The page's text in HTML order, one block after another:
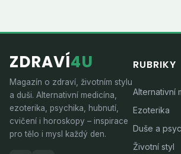
ZDRAVÍ4U
Magazín o zdraví, životním stylu
a duši. Alternativní medicína,
ezoterika, psychika, hubnutí,
cvičení i horoskopy – inspirace
pro tělo i mysl každý den.
RUBRIKY
Alternativní
Ezoterika
Duše a
Životní styl